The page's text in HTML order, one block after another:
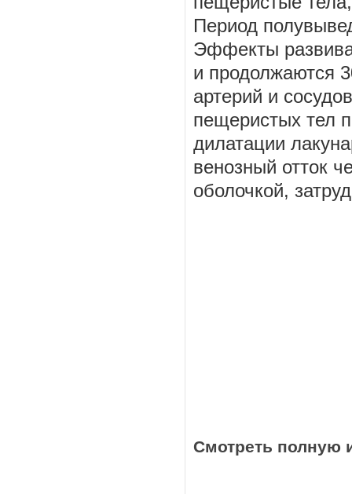
Период
Эффекты
и продолжаются
артерий и
пещеристых тел
дилатации
венозный отток
оболочкой,
Смотреть полную